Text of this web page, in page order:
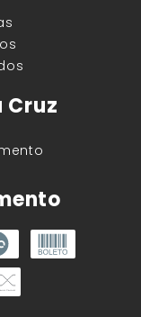
Cruz